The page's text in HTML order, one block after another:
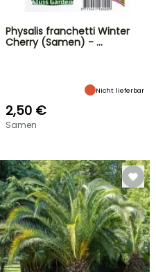
Physalis franchetti Winter
Cherry (Samen) - …
Nicht lieferbar
2,50 €
Samen